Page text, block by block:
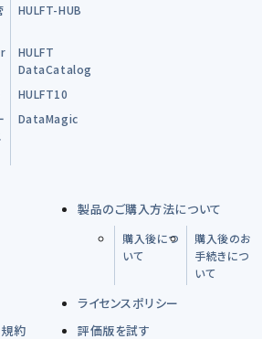
HULFT-HUB
HULFT
DataCatalog
HULFT10
DataMagic
製品のご購入方法について
購入後につ
いて
購入後のお
手続きにつ
いて
ライセンスポリシー
約
評価版を試す